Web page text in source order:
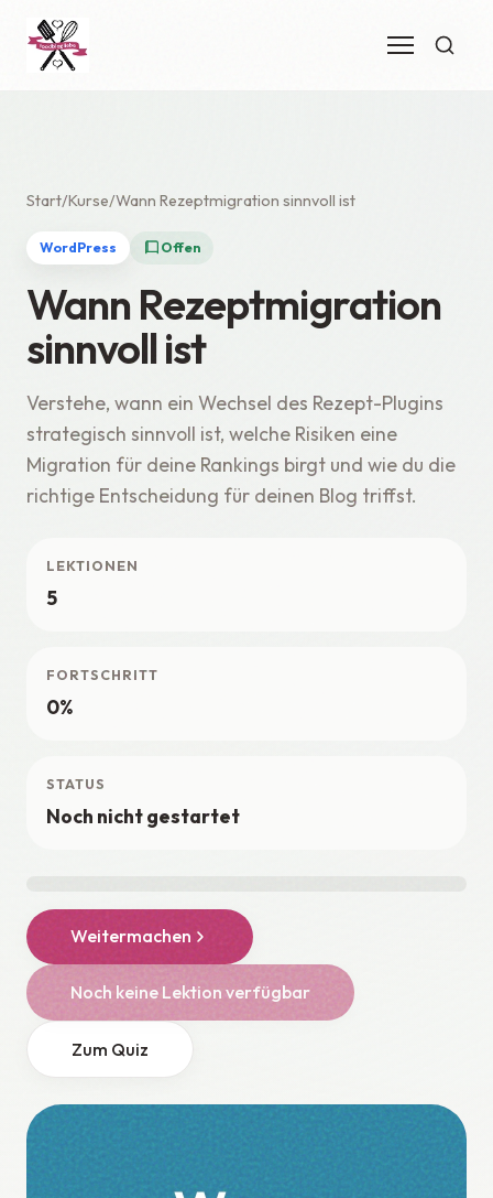
Start Kurse Wann Rezeptmigration sinnvoll ist
WordPress Offen
Wann Rezeptmigration
sinnvoll ist
Verstehe, wann ein Wechsel des Rezept-Plugins
strategisch sinnvoll ist, welche Risiken eine
Migration für deine Rankings birgt und wie du die
richtige Entscheidung für deinen Blog triffst.
LEKTIONEN
5
FORTSCHRITT
0%
STATUS
Noch nicht gestartet
Weitermachen
Noch keine Lektion verfügbar
Zum Quiz